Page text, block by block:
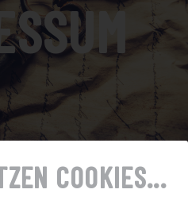
COOKIES...